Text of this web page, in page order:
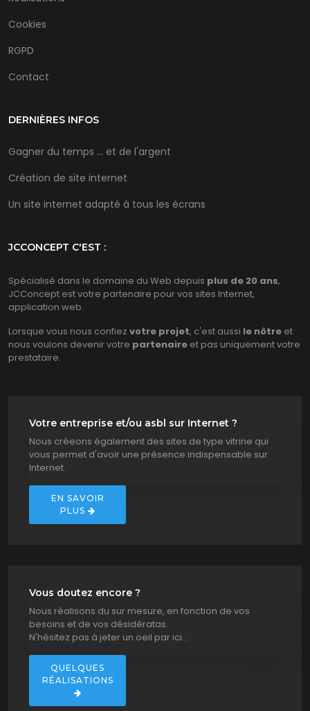
Cookies
RGPD
Contact
DERNIÈRES INFOS
Gagner du temps ... et de l'argent
Création de site internet
Un site internet adapté à tous les écrans
JCCONCEPT C'EST :
Spécialisé dans le domaine du Web depuis plus de 20 ans,
JCConcept est votre partenaire pour vos sites Internet,
application web.
Lorsque vous nous confiez votre projet, c'est aussi le nôtre et
nous voulons devenir votre partenaire et pas uniquement votre
prestataire.
Votre entreprise et/ou asbl sur Internet ?
Nous créeons également des sites de type vitrine qui
vous permet d'avoir une présence indispensable sur
Internet.
EN SAVOIR
PLUS
Vous doutez encore ?
Nous réalisons du sur mesure, en fonction de vos
besoins et de vos désidératas.
N'hésitez pas à jeter un oeil par ici...
QUELQUES
RÉALISATIONS